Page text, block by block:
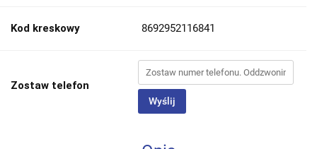
Kod kreskowy 8692952116841
Zostaw telefon
Wyślij